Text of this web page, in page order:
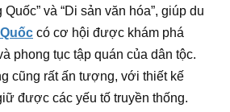
và “Di sản văn hóa”, giúp du
có cơ hội được khám phá
phong tục tập quán của dân tộc.
cũng rất ấn tượng, với thiết kế
được các yếu tố truyền thống.